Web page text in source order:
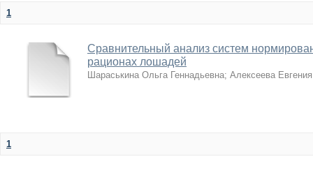
1
Сравнительный анализ систем
рационах лошадей
Шараськина Ольга Геннадьевна; Алексеева
1